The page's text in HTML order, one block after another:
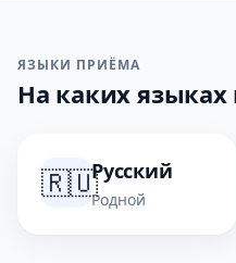
ЯЗЫКИ ПРИЁМА
На каких языках
🇷🇺Русский
Родной